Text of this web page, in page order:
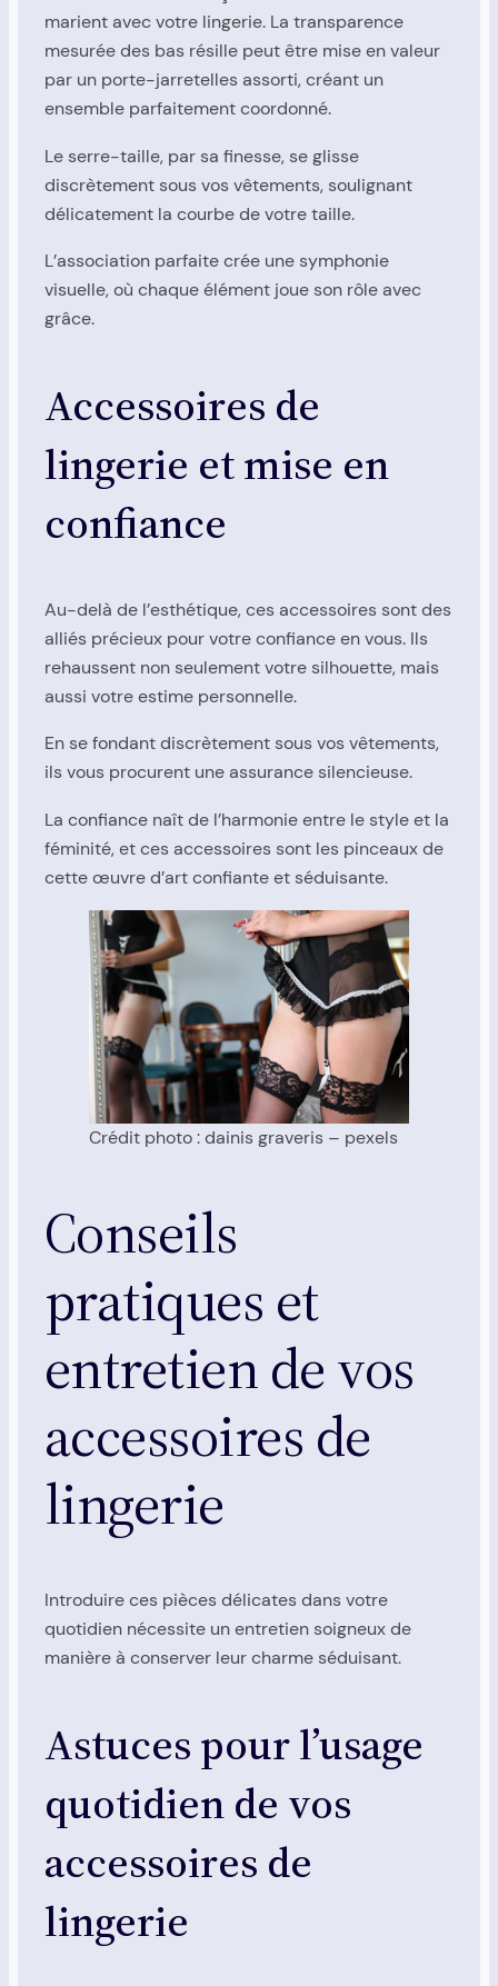
marient avec votre lingerie. La transparence
mesurée des bas résille peut être mise en valeur
par un porte-jarretelles assorti, créant un
ensemble parfaitement coordonné.
Le serre-taille, par sa finesse, se glisse
discrètement sous vos vêtements, soulignant
délicatement la courbe de votre taille.
L’association parfaite crée une symphonie
visuelle, où chaque élément joue son rôle avec
grâce.
Accessoires de
lingerie et mise en
confiance
Au-delà de l’esthétique, ces accessoires sont des
alliés précieux pour votre confiance en vous. Ils
rehaussent non seulement votre silhouette, mais
aussi votre estime personnelle.
En se fondant discrètement sous vos vêtements,
ils vous procurent une assurance silencieuse.
La confiance naît de l’harmonie entre le style et la
féminité, et ces accessoires sont les pinceaux de
cette œuvre d’art confiante et séduisante.
Crédit photo : dainis graveris – pexels
Conseils
pratiques et
entretien de vos
accessoires de
lingerie
Introduire ces pièces délicates dans votre
quotidien nécessite un entretien soigneux de
manière à conserver leur charme séduisant.
Astuces pour l’usage
quotidien de vos
accessoires de
lingerie